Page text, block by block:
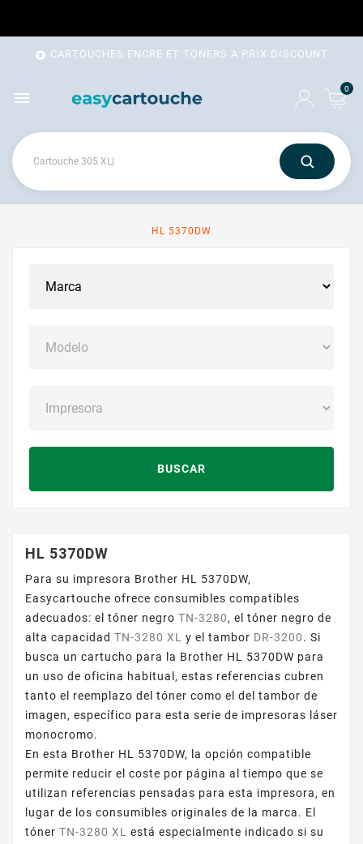
 CARTOUCHES ENCRE ET TONERS A PRIX DISCOUNT
 0
HL 5370DW
BUSCAR
HL 5370DW
Para su impresora Brother HL 5370DW,
Easycartouche ofrece consumibles compatibles
adecuados: el tóner negro TN-3280, el tóner negro de
alta capacidad TN-3280 XL y el tambor DR-3200. Si
busca un cartucho para la Brother HL 5370DW para
un uso de oficina habitual, estas referencias cubren
tanto el reemplazo del tóner como el del tambor de
imagen, específico para esta serie de impresoras láser
monocromo.
En esta Brother HL 5370DW, la opción compatible
permite reducir el coste por página al tiempo que se
utilizan referencias pensadas para esta impresora, en
lugar de los consumibles originales de la marca. El
tóner TN-3280 XL
está especialmente indicado si su